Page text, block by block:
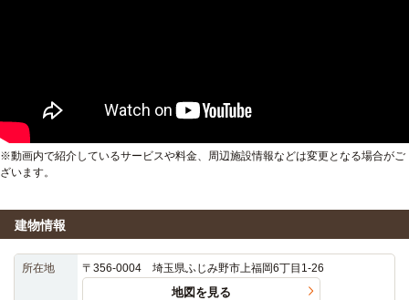
※動画内で紹介しているサービスや料金、周辺施設情報などは変更となる場合がご
ざいます。
建物情報
所在地 〒356-0004 埼玉県ふじみ野市上福岡6丁目1-26
地図を見る